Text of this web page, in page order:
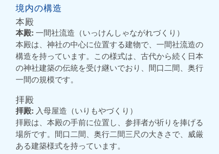
境内の構造
本殿
本殿: 一間社流造（いっけんしゃながれづくり）
本殿は、神社の中心に位置する建物で、一間社流造の
構造を持っています。この様式は、古代から続く日本
の神社建築の伝統を受け継いでおり、間口二間、奥行
一間の規模です。
拝殿
拝殿: 入母屋造（いりもやづくり）
拝殿は、本殿の手前に位置し、参拝者が祈りを捧げる
場所です。間口二間、奥行二間三尺の大きさで、威厳
ある建築様式を持っています。